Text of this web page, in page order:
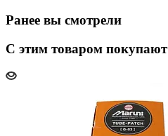
Ранее вы смотрели
С этим товаром покупают